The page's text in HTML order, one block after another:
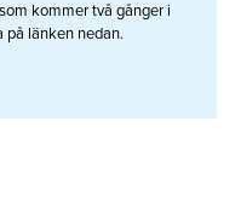
kommer två gånger i
på länken nedan.